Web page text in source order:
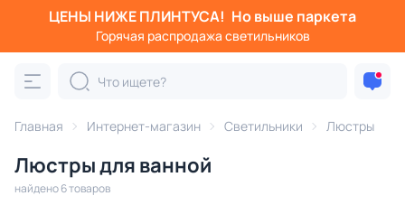
ЦЕНЫ НИЖЕ ПЛИНТУСА! Но выше паркета
Горячая распродажа светильников
Главная Интернет-магазин Светильники Люстры
Люстры для ванной
найдено 6 товаров
Фильтры
Категория:
подвесные потолочные